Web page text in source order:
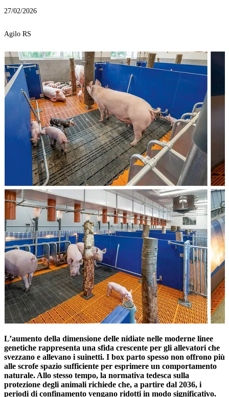
27/02/2026
Agilo RS
L’aumento della dimensione delle nidiate nelle moderne linee
genetiche rappresenta una sfida crescente per gli allevatori che
svezzano e allevano i suinetti. I box parto spesso non offrono più
alle scrofe spazio sufficiente per esprimere un comportamento
naturale. Allo stesso tempo, la normativa tedesca sulla
protezione degli animali richiede che, a partire dal 2036, i
periodi di confinamento vengano ridotti in modo significativo.